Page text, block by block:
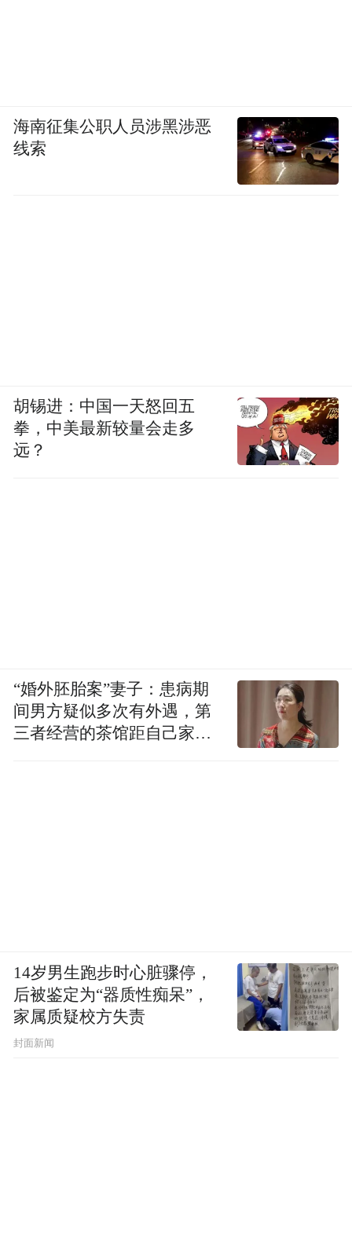
海南征集公职人员涉黑涉恶
线索
胡锡进：中国一天怒回五
拳，中美最新较量会走多
远？
“婚外胚胎案”妻子：患病期
间男方疑似多次有外遇，第
三者经营的茶馆距自己家步
14岁男生跑步时心脏骤停，
后被鉴定为“器质性痴呆”，
家属质疑校方失责
封面新闻